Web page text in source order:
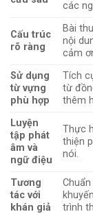
các
Cấu trúc
rõ ràng
Bài
nội
cảm
Sử dụng
từ vựng
phù hợp
Tích
từ
thêm
Luyện
tập phát
âm và
ngữ điệu
Thực
thiện
nói.
Tương
tác với
khán giả
trình